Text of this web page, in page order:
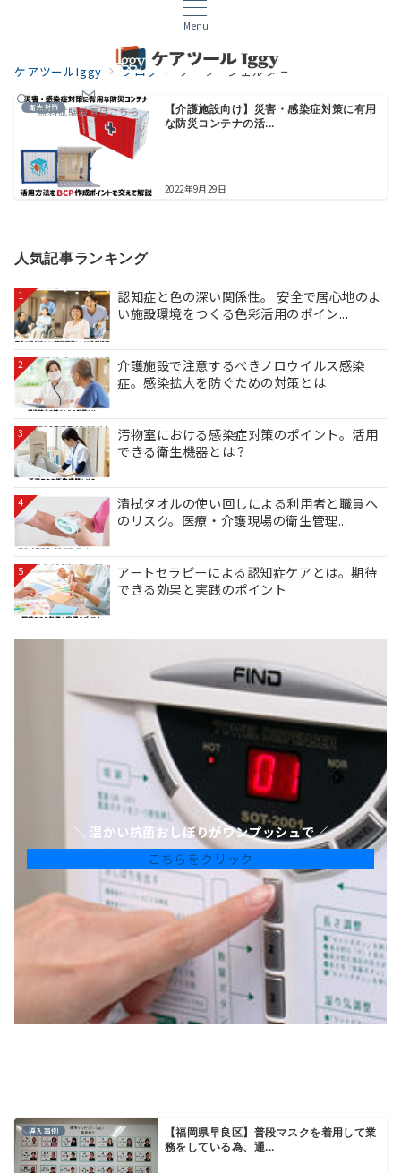
Menu
無料試験設置はこちら
ケアツールIggy ブログ ソーラーシェルター
衛生対策
【介護施設向け】災害・感染症対策に有用
な防災コンテナの活...
2022年9月29日
人気記事ランキング
1
認知症と色の深い関係性。 安全で居心地のよ
い施設環境をつくる色彩活用のポイン...
2
介護施設で注意するべきノロウイルス感染
症。感染拡大を防ぐための対策とは
3
汚物室における感染症対策のポイント。活用
できる衛生機器とは？
4
清拭タオルの使い回しによる利用者と職員へ
のリスク。医療・介護現場の衛生管理...
5
アートセラピーによる認知症ケアとは。期待
できる効果と実践のポイント
＼ 温かい抗菌おしぼりがワンプッシュで／
こちらをクリック
導入事例
【福岡県早良区】普段マスクを着用して業
務をしている為、通...